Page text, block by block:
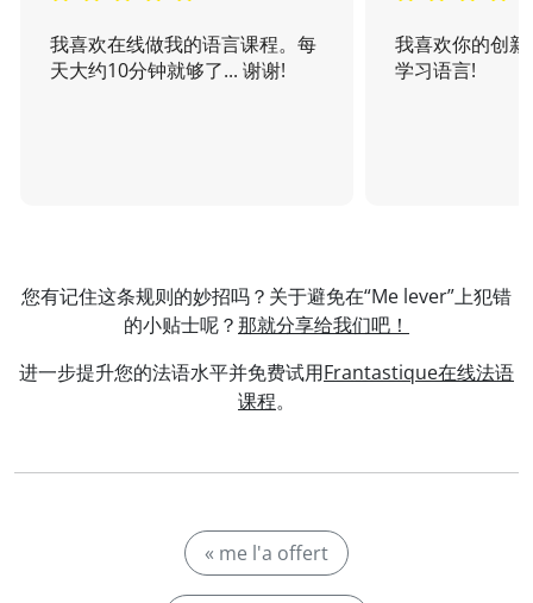
我喜欢在线做我的语言课程。每
天大约10分钟就够了... 谢谢!
我喜欢你的创
学习语言!
您有记住这条规则的妙招吗？关于避免在“Me lever”上犯错
的小贴士呢？那就分享给我们吧！
进一步提升您的法语水平并免费试用Frantastique在线法语
课程。
« me l'a offert